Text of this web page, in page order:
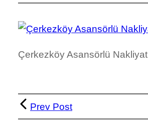
Çerkezköy Asansörlü Nakliyat
Prev Post